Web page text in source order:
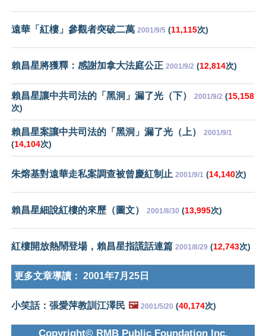
遠華「紅樓」參觀者突破二萬 2001/9/5 (11,115次)
賴昌星將獲釋：感謝加拿大法庭公正 2001/9/2 (12,814次)
賴昌星讓中共司法的「黑洞」漏了光（下） 2001/9/2 (15,158
次)
賴昌星案讓中共司法的「黑洞」漏了光（上） 2001/9/1
(14,104次)
朱熔基對遠華走私案調查被曾慶紅制止 2001/9/1 (14,140次)
賴昌星細說紅樓的來歷（圖文） 2001/8/30 (13,995次)
紅樓開放熱鬧登場，賴昌星指謊話連篇 2001/8/29 (12,743次)
更多文章導讀： 2001年7月25日
小笑話：張愛萍教訓江澤民 🖼️ 2001/5/20 (40,174次)
Copyright© RMB Public Foundation Inc.